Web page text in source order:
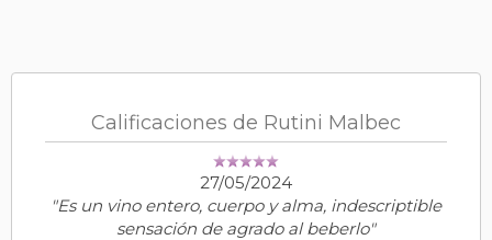
Calificaciones de Rutini Malbec
27/05/2024
"Es un vino entero, cuerpo y alma, indescriptible
sensación de agrado al beberlo"